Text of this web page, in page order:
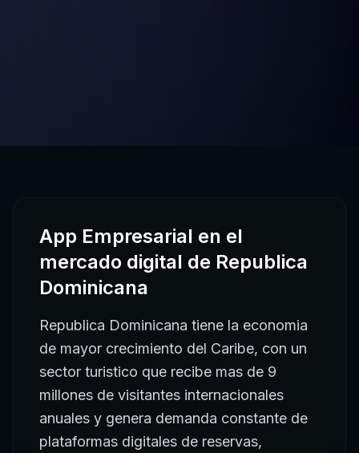
App Empresarial en el
mercado digital de Republica
Dominicana
Republica Dominicana tiene la economia
de mayor crecimiento del Caribe, con un
sector turistico que recibe mas de 9
millones de visitantes internacionales
anuales y genera demanda constante de
plataformas digitales de reservas,